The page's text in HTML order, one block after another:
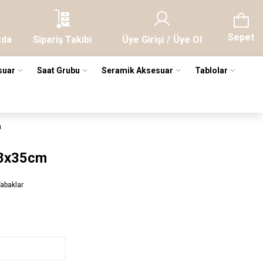
Sipariş Takibi Üye Girişi / Üye Ol Sepet
Saat Grubu Seramik Aksesuar Tablolar